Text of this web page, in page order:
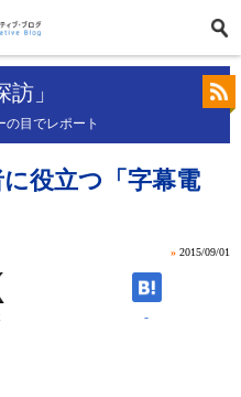
」
目でレポート
役立つ「字幕電
» 2015/09/01
-